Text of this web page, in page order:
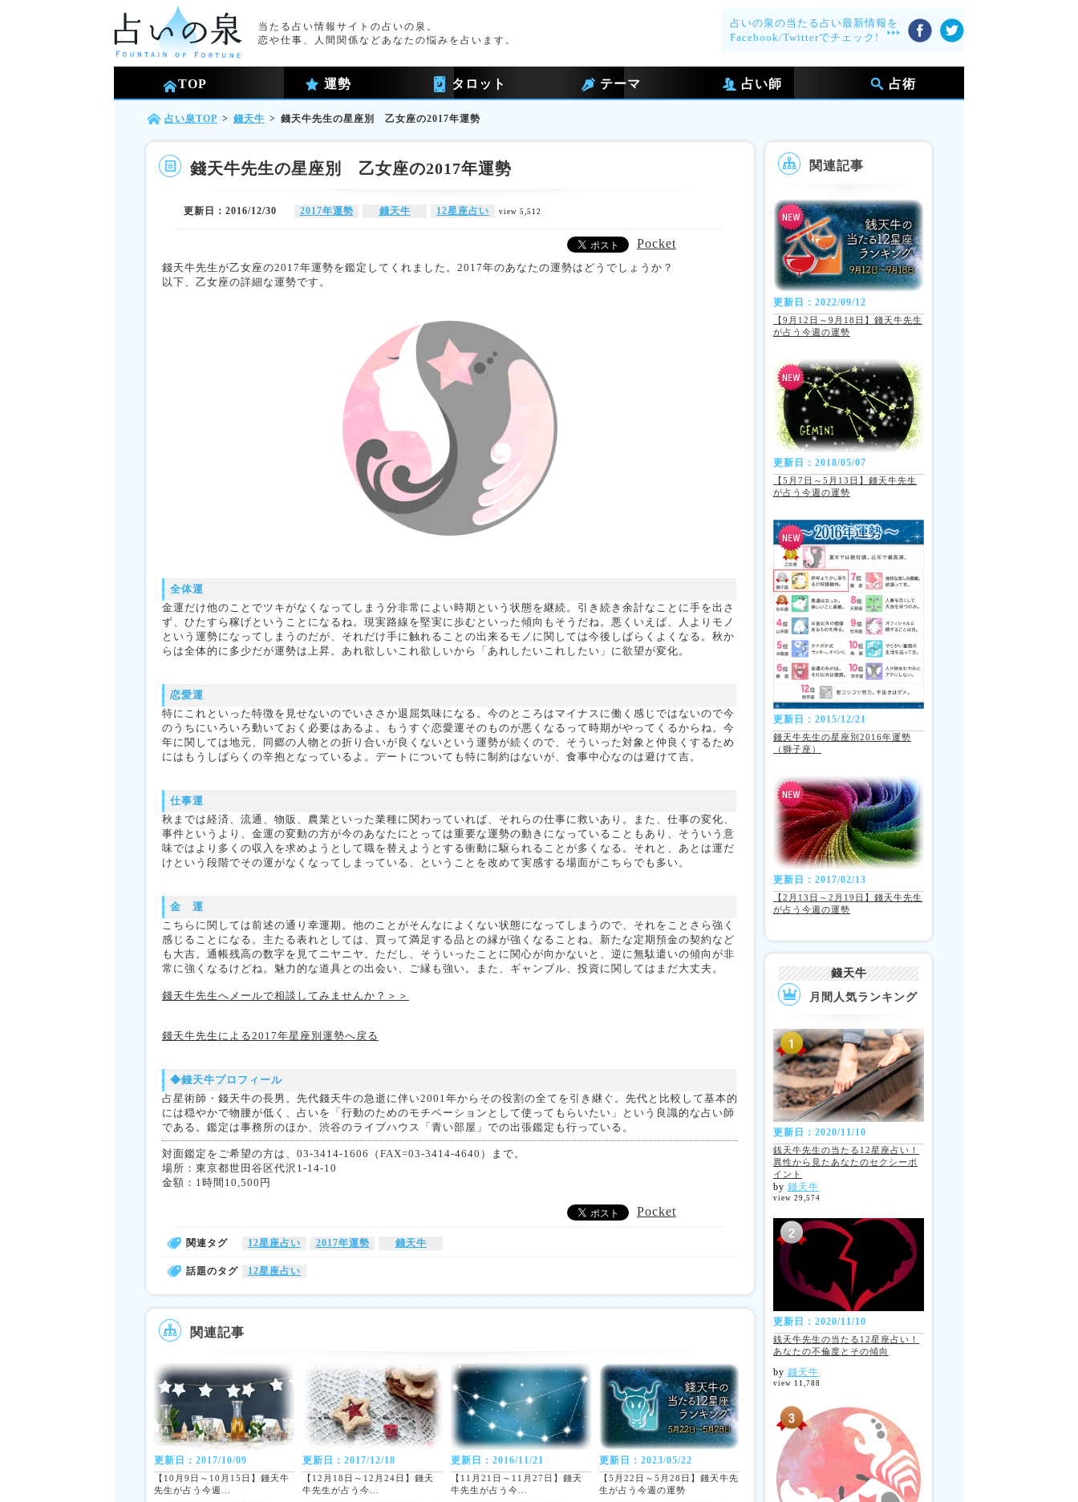
当たる占い情報サイトの占いの泉。
恋や仕事、人間関係などあなたの悩みを占います。
占いの泉の当たる占い最新情報を
Facebook/Twitterでチェック!
TOP 運勢 タロット テーマ 占い師 占術
占い泉TOP > 錢天牛 > 錢天牛先生の星座別 乙女座の2017年運勢
錢天牛先生の星座別 乙女座の2017年運勢
更新日：2016/12/30 2017年運勢 錢天牛 12星座占い view 5,512
Pocket
錢天牛先生が乙女座の2017年運勢を鑑定してくれました。2017年のあなたの運勢はどうでしょうか？
以下、乙女座の詳細な運勢です。
全体運
金運だけ他のことでツキがなくなってしまう分非常によい時期という状態を継続。引き続き余計なことに手を出さ
ず、ひたすら稼げということになるね。現実路線を堅実に歩むといった傾向もそうだね。悪くいえば、人よりモノ
という運勢になってしまうのだが、それだけ手に触れることの出来るモノに関しては今後しばらくよくなる。秋か
らは全体的に多少だが運勢は上昇。あれ欲しいこれ欲しいから「あれしたいこれしたい」に欲望が変化。
恋愛運
特にこれといった特徴を見せないのでいささか退屈気味になる。今のところはマイナスに働く感じではないので今
のうちにいろいろ動いておく必要はあるよ。もうすぐ恋愛運そのものが悪くなるって時期がやってくるからね。今
年に関しては地元、同郷の人物との折り合いが良くないという運勢が続くので、そういった対象と仲良くするため
にはもうしばらくの辛抱となっているよ。デートについても特に制約はないが、食事中心なのは避けて吉。
仕事運
秋までは経済、流通、物販、農業といった業種に関わっていれば、それらの仕事に救いあり。また、仕事の変化、
事件というより、金運の変動の方が今のあなたにとっては重要な運勢の動きになっていることもあり、そういう意
味ではより多くの収入を求めようとして職を替えようとする衝動に駆られることが多くなる。それと、あとは運だ
けという段階でその運がなくなってしまっている、ということを改めて実感する場面がこちらでも多い。
金 運
こちらに関しては前述の通り幸運期。他のことがそんなによくない状態になってしまうので、それをことさら強く
感じることになる。主たる表れとしては、買って満足する品との縁が強くなることね。新たな定期預金の契約など
も大吉。通帳残高の数字を見てニヤニヤ。ただし、そういったことに関心が向かないと、逆に無駄遣いの傾向が非
常に強くなるけどね。魅力的な道具との出会い、ご縁も強い。また、ギャンブル、投資に関してはまだ大丈夫。
錢天牛先生へメールで相談してみませんか？＞＞
錢天牛先生による2017年星座別運勢へ戻る
◆錢天牛プロフィール
占星術師・錢天牛の長男。先代錢天牛の急逝に伴い2001年からその役割の全てを引き継ぐ。先代と比較して基本的
には穏やかで物腰が低く、占いを「行動のためのモチベーションとして使ってもらいたい」という良識的な占い師
である。鑑定は事務所のほか、渋谷のライブハウス「青い部屋」での出張鑑定も行っている。
対面鑑定をご希望の方は、03-3414-1606（FAX=03-3414-4640）まで。
場所：東京都世田谷区代沢1-14-10
金額：1時間10,500円
Pocket
関連タグ 12星座占い 2017年運勢 錢天牛
話題のタグ 12星座占い
関連記事
更新日：2017/10/09
【10月9日～10月15日】錢天牛
先生が占う今週...
更新日：2017/12/18
【12月18日～12月24日】錢天
牛先生が占う今...
更新日：2016/11/21
【11月21日～11月27日】錢天
牛先生が占う今...
更新日：2023/05/22
【5月22日～5月28日】錢天牛先
生が占う今週の運勢
関連記事
更新日：2022/09/12
【9月12日～9月18日】錢天牛先生
が占う今週の運勢
更新日：2018/05/07
【5月7日～5月13日】錢天牛先生
が占う今週の運勢
更新日：2015/12/21
錢天牛先生の星座別2016年運勢
（獅子座）
更新日：2017/02/13
【2月13日～2月19日】錢天牛先生
が占う今週の運勢
錢天牛
月間人気ランキング
更新日：2020/11/10
銭天牛先生の当たる12星座占い！
異性から見たあなたのセクシーポ
イント
by 錢天牛
view 29,574
更新日：2020/11/10
銭天牛先生の当たる12星座占い！
あなたの不倫度とその傾向
by 錢天牛
view 11,788